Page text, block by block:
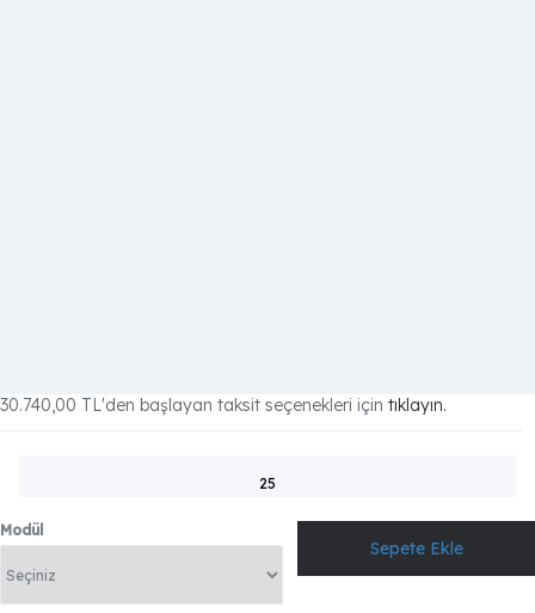
30.740,00 TL'den başlayan taksit seçenekleri için tıklayın.
25
Modül